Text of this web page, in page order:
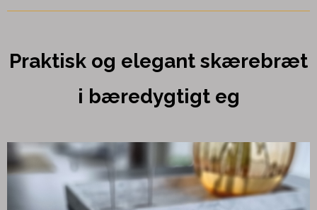
Praktisk og elegant skærebræt
i bæredygtigt eg